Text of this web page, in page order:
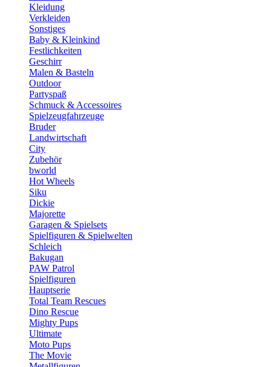
Kleidung
Verkleiden
Sonstiges
Baby & Kleinkind
Festlichkeiten
Geschirr
Malen & Basteln
Outdoor
Partyspaß
Schmuck & Accessoires
Spielzeugfahrzeuge
Bruder
Landwirtschaft
City
Zubehör
bworld
Hot Wheels
Siku
Dickie
Majorette
Garagen & Spielsets
Spielfiguren & Spielwelten
Schleich
Bakugan
PAW Patrol
Spielfiguren
Hauptserie
Total Team Rescues
Dino Rescue
Mighty Pups
Ultimate
Moto Pups
The Movie